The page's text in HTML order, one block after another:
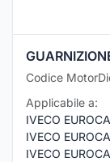
Codice
Applicabile a:
IVECO
IVECO
IVECO